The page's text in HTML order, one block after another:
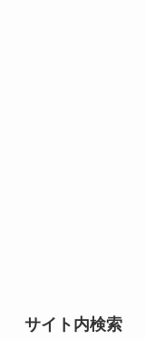
サイト内検索